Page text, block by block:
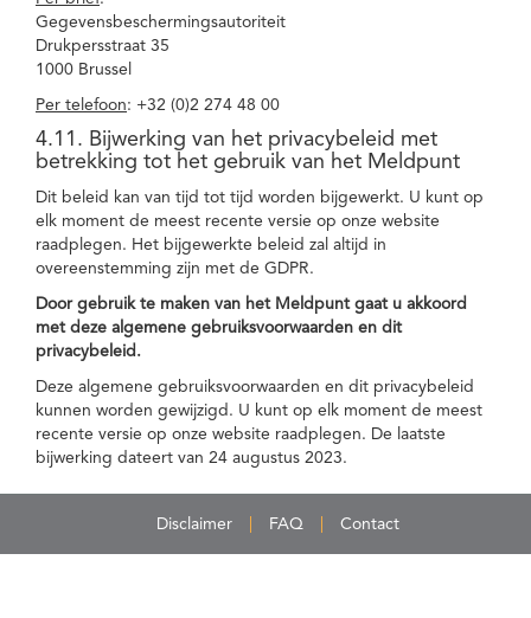
Gegevensbeschermingsautoriteit
Drukpersstraat 35
1000 Brussel
Per telefoon: +32 (0)2 274 48 00
4.11. Bijwerking van het privacybeleid met
betrekking tot het gebruik van het Meldpunt
Dit beleid kan van tijd tot tijd worden bijgewerkt. U kunt op
elk moment de meest recente versie op onze website
raadplegen. Het bijgewerkte beleid zal altijd in
overeenstemming zijn met de GDPR.
Door gebruik te maken van het Meldpunt gaat u akkoord
met deze algemene gebruiksvoorwaarden en dit
privacybeleid.
Deze algemene gebruiksvoorwaarden en dit privacybeleid
kunnen worden gewijzigd. U kunt op elk moment de meest
recente versie op onze website raadplegen. De laatste
bijwerking dateert van 24 augustus 2023.
Disclaimer FAQ Contact